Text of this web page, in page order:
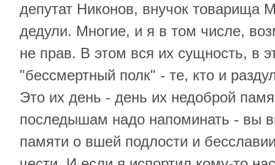
депутат Никонов, внучок товарища
дедули. Многие, и я в том числе,
не прав. В этом вся их сущность, в
"бессмертный полк" - те, кто и
Это их день - день их недоброй
последышам надо напоминать - вы
памяти о вшей подлости и